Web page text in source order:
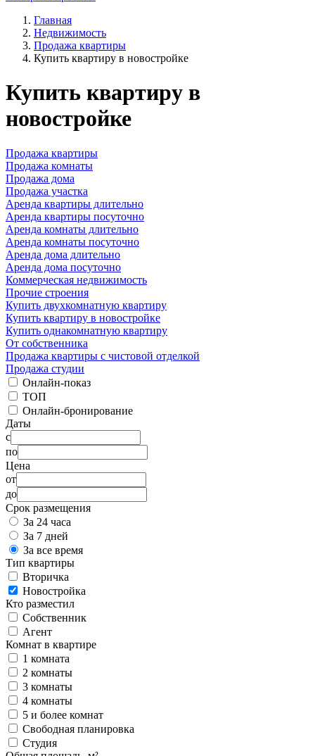
Главная
Недвижимость
Продажа квартиры
Купить квартиру в новостройке
Купить квартиру в
новостройке
Продажа квартиры
Продажа комнаты
Продажа дома
Продажа участка
Аренда квартиры длительно
Аренда квартиры посуточно
Аренда комнаты длительно
Аренда комнаты посуточно
Аренда дома длительно
Аренда дома посуточно
Коммерческая недвижимость
Прочие строения
Купить двухкомнатную квартиру
Купить квартиру в новостройке
Купить однакомнатную квартиру
От собственника
Продажа квартиры с чистовой отделкой
Продажа студии
Онлайн-показ
ТОП
Онлайн-бронирование
Даты
с
по
Цена
от
до
Срок размещения
За 24 часа
За 7 дней
За все время
Тип квартиры
Вторичка
Новостройка
Кто разместил
Собственник
Агент
Комнат в квартире
1 комната
2 комнаты
3 комнаты
4 комнаты
5 и более комнат
Свободная планировка
Студия